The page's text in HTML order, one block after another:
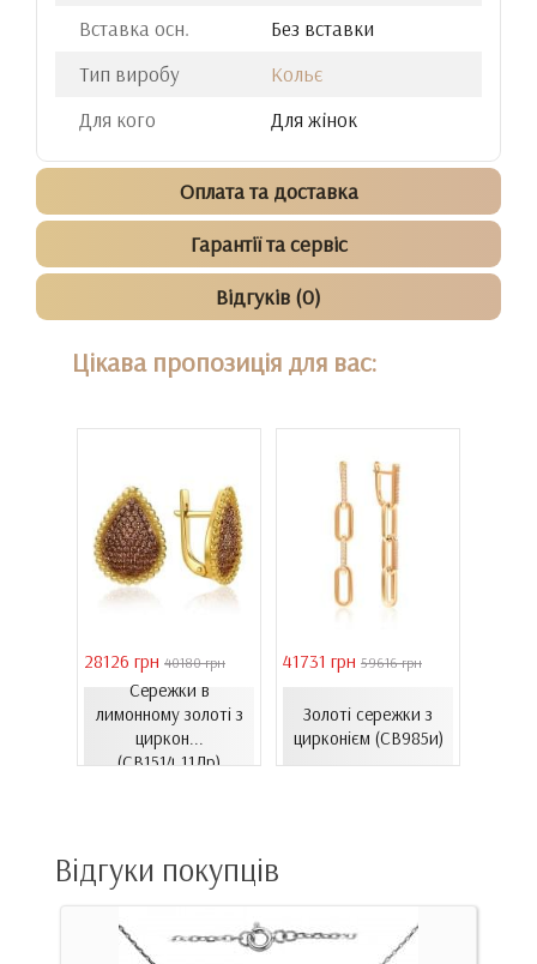
Вставка осн.
Без вставки
Тип виробу
Кольє
Для кого
Для жінок
Оплата та доставка
Гарантії та сервіс
Відгуків (0)
Цікава пропозиція для вас:
28126 грн 40180 грн
Сережки в
лимонному золоті з
циркон...
(СВ1514.11Лр)
41731 грн 59616 грн
Золоті сережки з
цирконієм (СВ985и)
Відгуки покупців